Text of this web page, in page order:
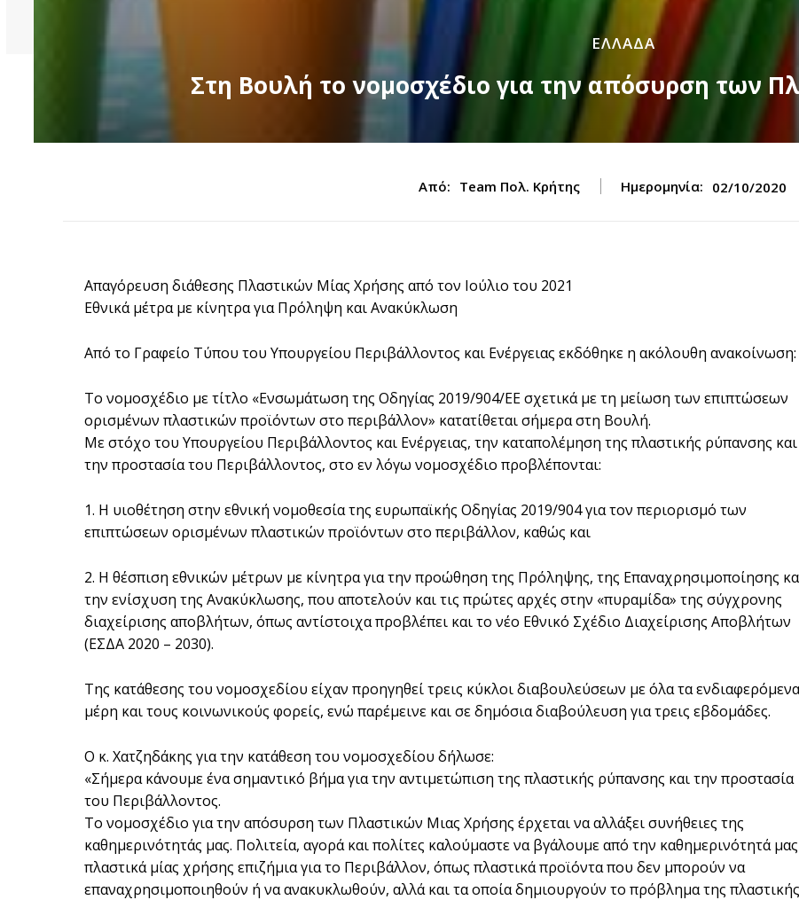
ΕΛΛΑΔΑ
Στη Βουλή το νομοσχέδιο για την απόσυρση των
Από: Team Πολ. Κρήτης Ημερομηνία: 02/10/2020
Απαγόρευση διάθεσης Πλαστικών Μίας Χρήσης από τον Ιούλιο του 2021
Εθνικά μέτρα με κίνητρα για Πρόληψη και Ανακύκλωση
Από το Γραφείο Τύπου του Υπουργείου Περιβάλλοντος και Ενέργειας εκδόθηκε η ακόλουθη ανακοίνωση:
Το νομοσχέδιο με τίτλο «Ενσωμάτωση της Οδηγίας 2019/904/ΕΕ σχετικά με τη μείωση των επιπτώσεων
ορισμένων πλαστικών προϊόντων στο περιβάλλον» κατατίθεται σήμερα στη Βουλή.
Με στόχο του Υπουργείου Περιβάλλοντος και Ενέργειας, την καταπολέμηση της πλαστικής ρύπανσης και
την προστασία του Περιβάλλοντος, στο εν λόγω νομοσχέδιο προβλέπονται:
1. Η υιοθέτηση στην εθνική νομοθεσία της ευρωπαϊκής Οδηγίας 2019/904 για τον περιορισμό των
επιπτώσεων ορισμένων πλαστικών προϊόντων στο περιβάλλον, καθώς και
2. Η θέσπιση εθνικών μέτρων με κίνητρα για την προώθηση της Πρόληψης, της Επαναχρησιμοποίησης
την ενίσχυση της Ανακύκλωσης, που αποτελούν και τις πρώτες αρχές στην «πυραμίδα» της σύγχρονης
διαχείρισης αποβλήτων, όπως αντίστοιχα προβλέπει και το νέο Εθνικό Σχέδιο Διαχείρισης Αποβλήτων
(ΕΣΔΑ 2020 – 2030).
Της κατάθεσης του νομοσχεδίου είχαν προηγηθεί τρεις κύκλοι διαβουλεύσεων με όλα τα ενδιαφερόμενα
μέρη και τους κοινωνικούς φορείς, ενώ παρέμεινε και σε δημόσια διαβούλευση για τρεις εβδομάδες.
Ο κ. Χατζηδάκης για την κατάθεση του νομοσχεδίου δήλωσε:
«Σήμερα κάνουμε ένα σημαντικό βήμα για την αντιμετώπιση της πλαστικής ρύπανσης και την προστασία
του Περιβάλλοντος.
Το νομοσχέδιο για την απόσυρση των Πλαστικών Μιας Χρήσης έρχεται να αλλάξει συνήθειες της
καθημερινότητάς μας. Πολιτεία, αγορά και πολίτες καλούμαστε να βγάλουμε από την καθημερινότητά μας
πλαστικά μίας χρήσης επιζήμια για το Περιβάλλον, όπως πλαστικά προϊόντα που δεν μπορούν να
επαναχρησιμοποιηθούν ή να ανακυκλωθούν, αλλά και τα οποία δημιουργούν το πρόβλημα της πλαστικής